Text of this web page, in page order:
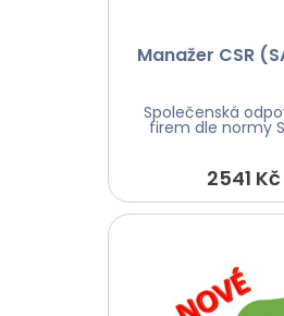
Manažer CSR
Společenská
firem dle normy
2541 Kč